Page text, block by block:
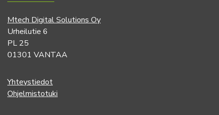
Mtech Digital Solutions Oy
Urheilutie 6
PL 25
01301 VANTAA
Yhteystiedot
Ohjelmistotuki